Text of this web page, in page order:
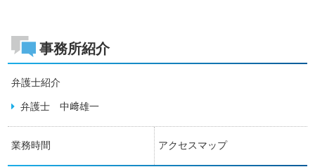
事務所紹介
弁護士紹介
弁護士 中﨑雄一
業務時間 アクセスマップ